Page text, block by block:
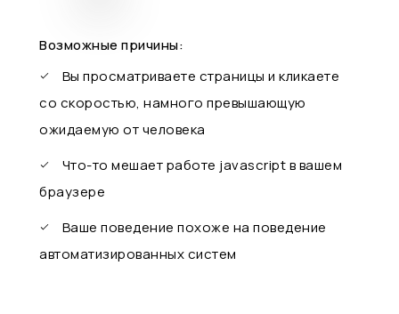
Возможные причины:
Вы просматриваете страницы и кликаете
со скоростью, намного превышающую
ожидаемую от человека
Что-то мешает работе javascript в вашем
браузере
Ваше поведение похоже на поведение
автоматизированных систем